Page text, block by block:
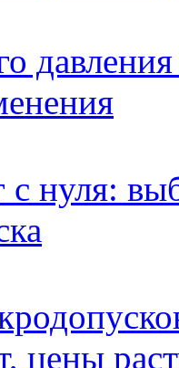
нуля:
цены